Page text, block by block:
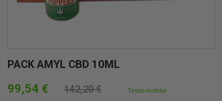
PACK AMYL CBD 10ML
99,54 € 142,20 € Tasse incluse